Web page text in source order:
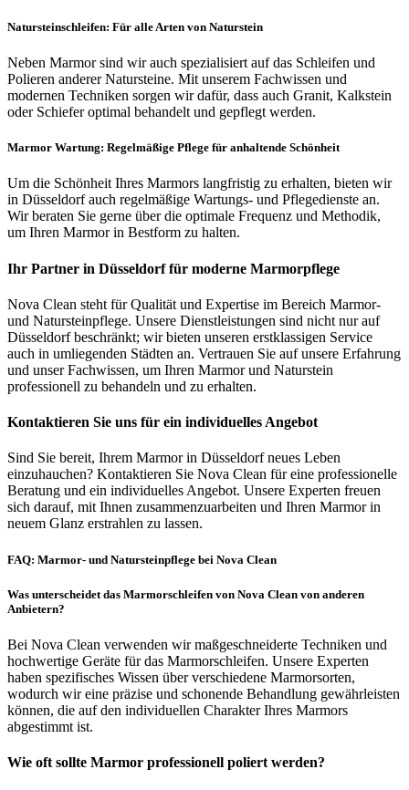
Natursteinschleifen: Für alle Arten von Naturstein
Neben Marmor sind wir auch spezialisiert auf das Schleifen und
Polieren anderer Natursteine. Mit unserem Fachwissen und
modernen Techniken sorgen wir dafür, dass auch Granit, Kalkstein
oder Schiefer optimal behandelt und gepflegt werden.
Marmor Wartung: Regelmäßige Pflege für anhaltende Schönheit
Um die Schönheit Ihres Marmors langfristig zu erhalten, bieten wir
in Düsseldorf auch regelmäßige Wartungs- und Pflegedienste an.
Wir beraten Sie gerne über die optimale Frequenz und Methodik,
um Ihren Marmor in Bestform zu halten.
Ihr Partner in Düsseldorf für moderne Marmorpflege
Nova Clean steht für Qualität und Expertise im Bereich Marmor-
und Natursteinpflege. Unsere Dienstleistungen sind nicht nur auf
Düsseldorf beschränkt; wir bieten unseren erstklassigen Service
auch in umliegenden Städten an. Vertrauen Sie auf unsere Erfahrung
und unser Fachwissen, um Ihren Marmor und Naturstein
professionell zu behandeln und zu erhalten.
Kontaktieren Sie uns für ein individuelles Angebot
Sind Sie bereit, Ihrem Marmor in Düsseldorf neues Leben
einzuhauchen? Kontaktieren Sie Nova Clean für eine professionelle
Beratung und ein individuelles Angebot. Unsere Experten freuen
sich darauf, mit Ihnen zusammenzuarbeiten und Ihren Marmor in
neuem Glanz erstrahlen zu lassen.
FAQ: Marmor- und Natursteinpflege bei Nova Clean
Was unterscheidet das Marmorschleifen von Nova Clean von anderen
Anbietern?
Bei Nova Clean verwenden wir maßgeschneiderte Techniken und
hochwertige Geräte für das Marmorschleifen. Unsere Experten
haben spezifisches Wissen über verschiedene Marmorsorten,
wodurch wir eine präzise und schonende Behandlung gewährleisten
können, die auf den individuellen Charakter Ihres Marmors
abgestimmt ist.
Wie oft sollte Marmor professionell poliert werden?